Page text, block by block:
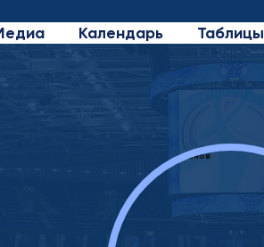
Календарь Таблицы